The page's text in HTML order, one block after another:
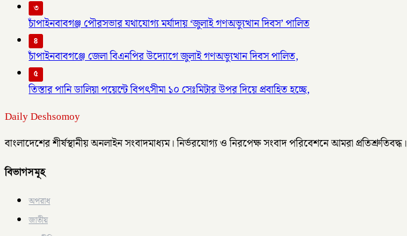
৩
চাঁপাইনবাবগঞ্জ পৌরসভার যথাযোগ্য মর্যাদায় ‘জুলাই গণঅভ্যুত্থান দিবস’ পালিত
৪
চাঁপাইনবাবগঞ্জে জেলা বিএনপির উদ্যোগে জুলাই গণঅভ্যুত্থান দিবস পালিত,
৫
তিস্তার পানি ডালিয়া পয়েন্টে বিপৎসীমা ১০ সেঃমিটার উপর দিয়ে প্রবাহিত হচ্ছে,
Daily Deshsomoy
বাংলাদেশের শীর্ষস্থানীয় অনলাইন সংবাদমাধ্যম। নির্ভরযোগ্য ও নিরপেক্ষ সংবাদ পরিবেশনে আমরা প্রতিশ্রুতিবদ্ধ।
বিভাগসমূহ
অপরাধ
জাতীয়